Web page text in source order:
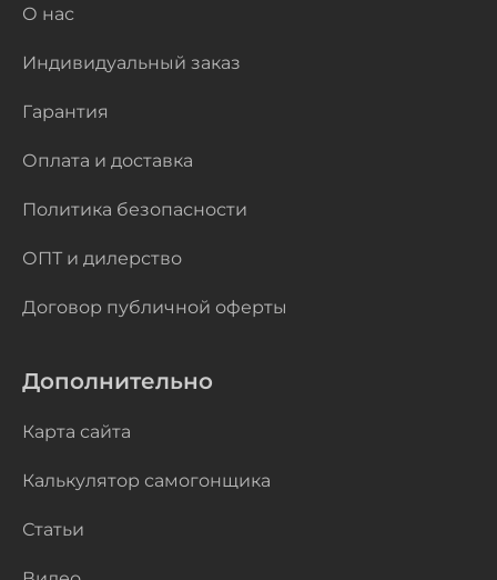
О нас
Индивидуальный заказ
Гарантия
Оплата и доставка
Политика безопасности
ОПТ и дилерство
Договор публичной оферты
Дополнительно
Карта сайта
Калькулятор самогонщика
Статьи